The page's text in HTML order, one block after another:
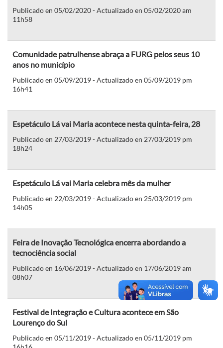
Publicado en 05/02/2020 - Actualizado en 05/02/2020 am
11h58
Comunidade patrulhense abraça a FURG pelos seus 10
anos no município
Publicado en 05/09/2019 - Actualizado en 05/09/2019 pm
16h41
Espetáculo Lá vai Maria acontece nesta quinta-feira, 28
Publicado en 27/03/2019 - Actualizado en 27/03/2019 pm
18h24
Espetáculo Lá vai Maria celebra mês da mulher
Publicado en 22/03/2019 - Actualizado en 25/03/2019 pm
14h05
Feira de Inovação Tecnológica encerra abordando a
tecnociência social
Publicado en 16/06/2019 - Actualizado en 17/06/2019 am
08h07
Festival de Integração e Cultura acontece em São
Lourenço do Sul
Publicado en 05/11/2019 - Actualizado en 05/11/2019 pm